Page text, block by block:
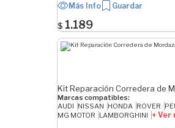
Más Info Guardar
$ 1.189
Kit Reparación Corredera de
Marcas compatibles:
AUDI NISSAN HONDA ROVER
MG MOTOR LAMBORGHINI + Ver